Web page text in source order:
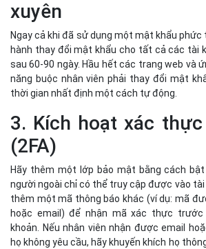
Hãy thêm một lớp bảo mật bằng cách bật
người ngoài chỉ có thể truy cập được vào tài
thêm một mã thông báo khác (ví dụ: mã
hoặc email) để nhận mã xác thực
khoản. Nếu nhân viên nhận được email
họ không yêu cầu, hãy khuyến khích họ
mật ngay lập tức, vì điều đó có thể báo
đang được tiến hành nhằm vào hệ thống
>. Tìm hiểu thêm:
Tự động theo dõi